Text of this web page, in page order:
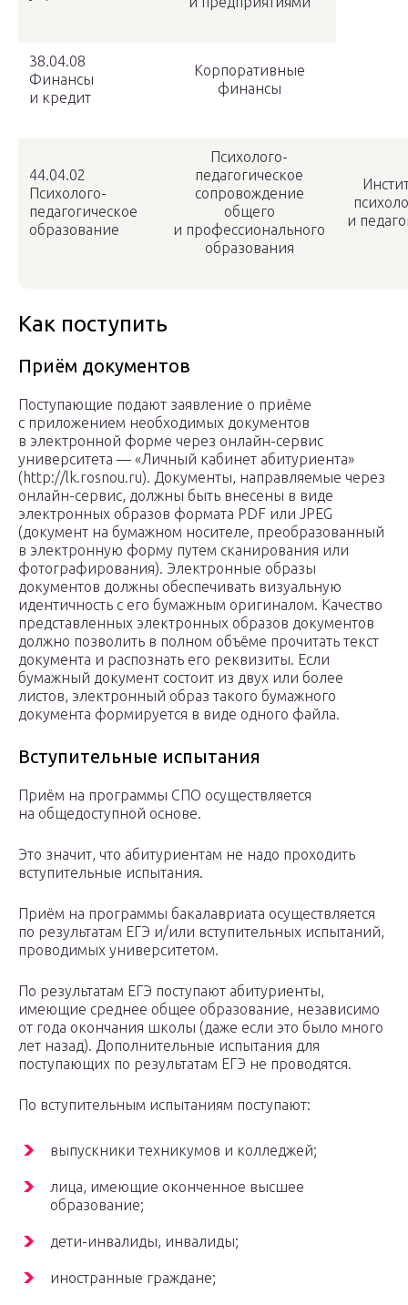
38.04.08
Финансы
и кредит
Корпоративные
финансы
44.04.02
Психолого-
педагогическое
образование
Психолого-
педагогическое
сопровождение
общего
и профессионального
образования
и
Как поступить
Приём документов
Поступающие подают заявление о приёме
с приложением необходимых документов
в электронной форме через онлайн-сервис
университета — «Личный кабинет абитуриента»
(http://lk.rosnou.ru). Документы, направляемые через
онлайн-сервис, должны быть внесены в виде
электронных образов формата PDF или JPEG
(документ на бумажном носителе, преобразованный
в электронную форму путем сканирования или
фотографирования). Электронные образы
документов должны обеспечивать визуальную
идентичность с его бумажным оригиналом. Качество
представленных электронных образов документов
должно позволить в полном объёме прочитать текст
документа и распознать его реквизиты. Если
бумажный документ состоит из двух или более
листов, электронный образ такого бумажного
документа формируется в виде одного файла.
Вступительные испытания
Приём на программы СПО осуществляется
на общедоступной основе.
Это значит, что абитуриентам не надо проходить
вступительные испытания.
Приём на программы бакалавриата осуществляется
по результатам ЕГЭ и/или вступительных испытаний,
проводимых университетом.
По результатам ЕГЭ поступают абитуриенты,
имеющие среднее общее образование, независимо
от года окончания школы (даже если это было много
лет назад). Дополнительные испытания для
поступающих по результатам ЕГЭ не проводятся.
По вступительным испытаниям поступают:
выпускники техникумов и колледжей;
лица, имеющие оконченное высшее
образование;
дети-инвалиды, инвалиды;
иностранные граждане;